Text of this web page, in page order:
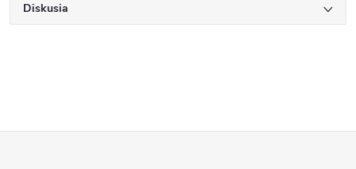
Diskusia